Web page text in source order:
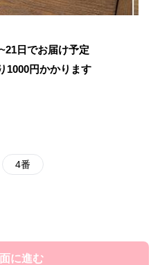
日でお届け予定
1000円かかります
4番
に進む